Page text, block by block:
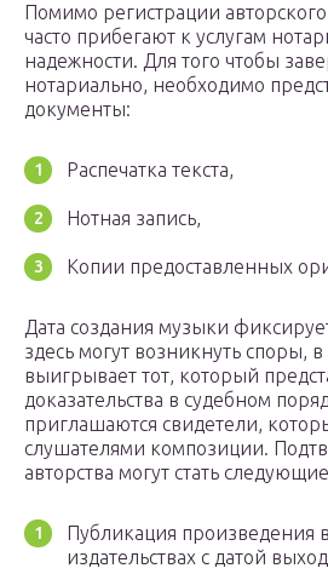
Помимо регистрации
часто прибегают к услугам
надежности. Для того чтобы
нотариально, необходимо
документы:
Распечатка текста,
Нотная запись,
Копии предоставленных
Дата создания музыки
здесь могут возникнуть споры,
выигрывает тот, который
доказательства в судебном
приглашаются свидетели,
слушателями композиции.
авторства могут стать
Публикация произведения
издательствах с датой